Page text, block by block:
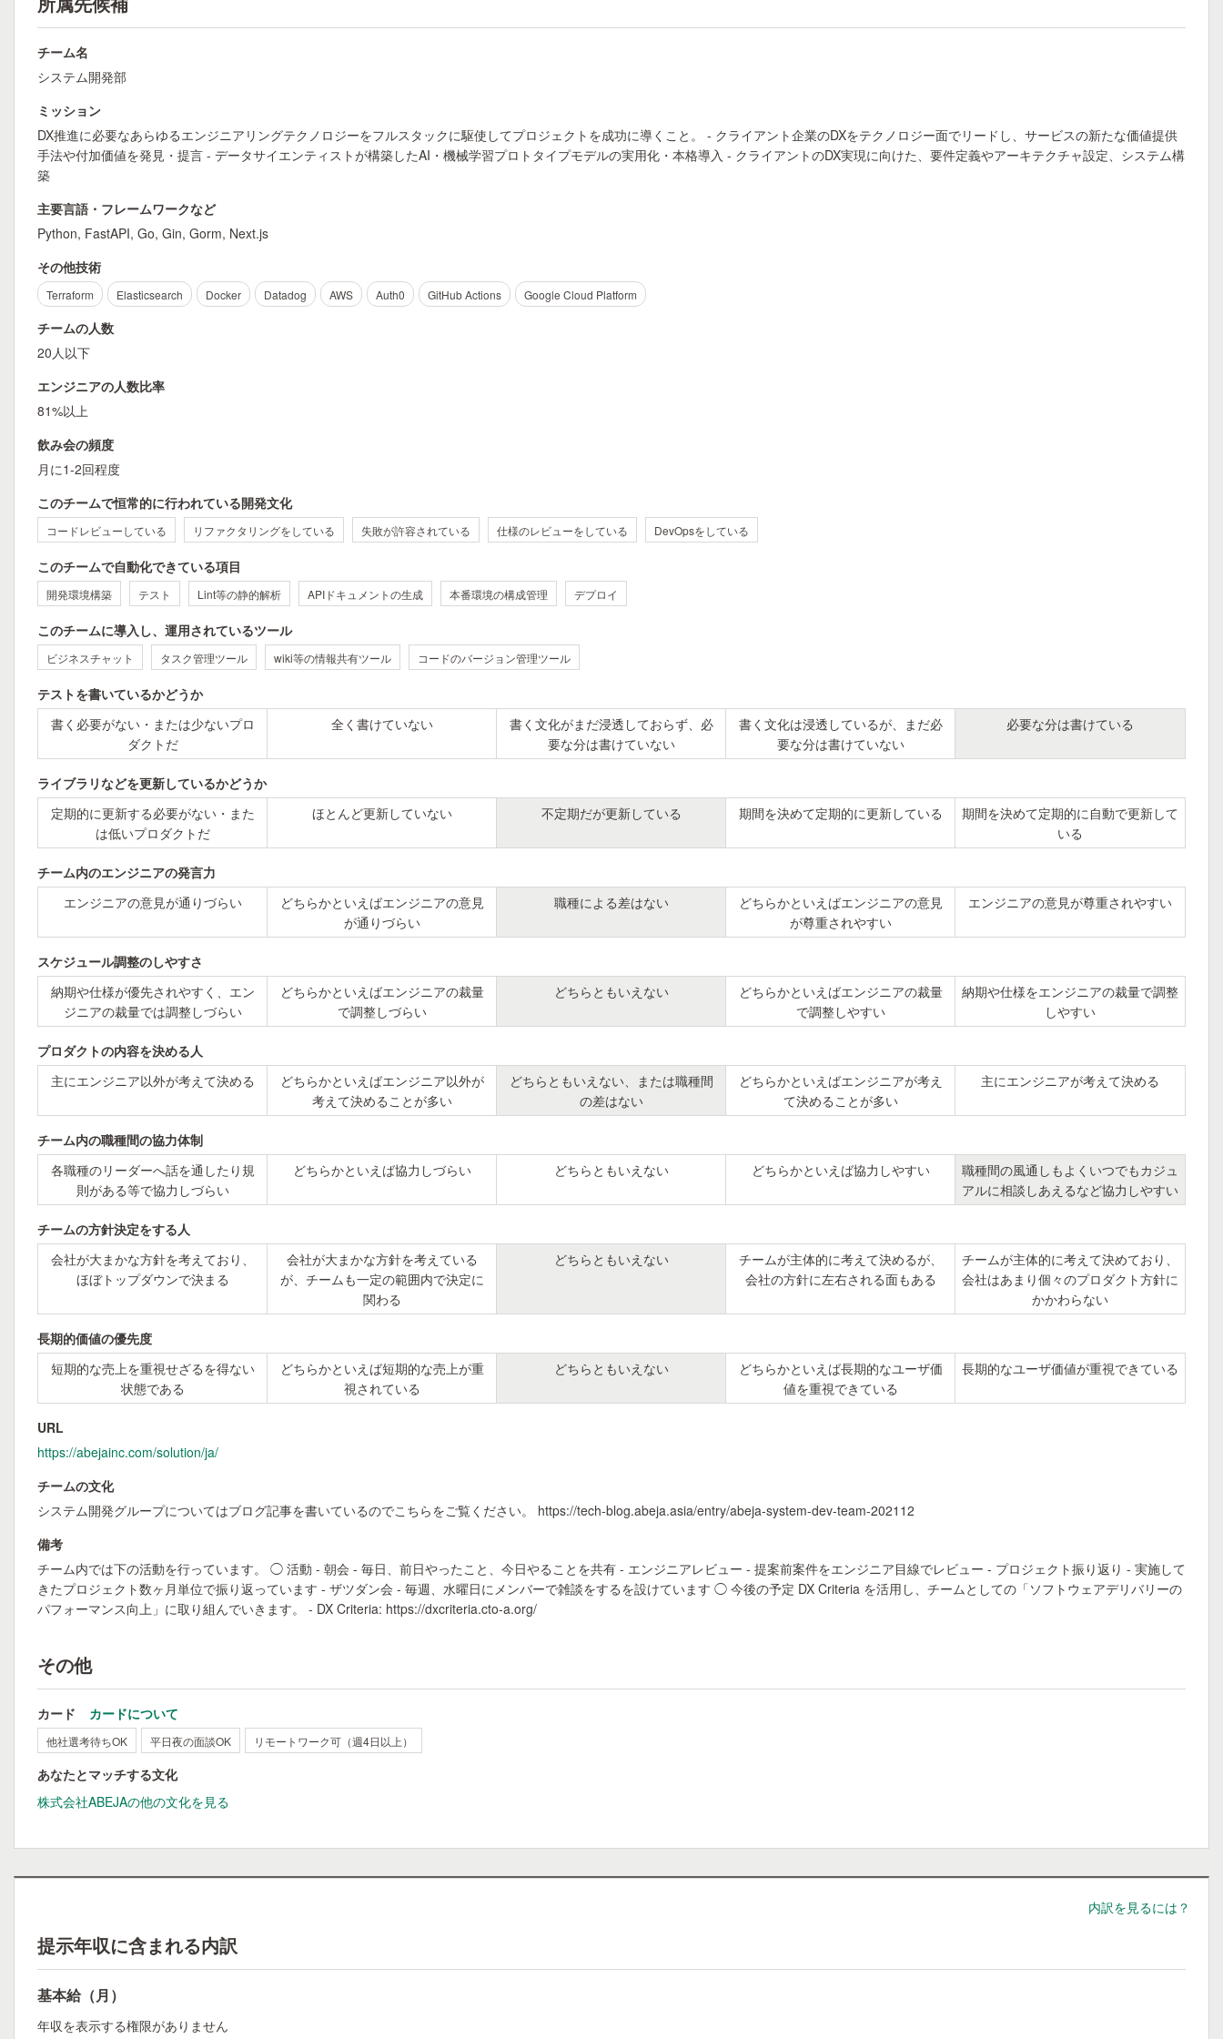
チーム名
システム開発部
ミッション
DX推進に必要なあらゆるエンジニアリングテクノロジーをフルスタックに駆使してプロジェクトを成功に導くこと。 - クライアント企業のDXをテクノロジー面でリードし、サービスの新たな価値提供
手法や付加価値を発見・提言 - データサイエンティストが構築したAI・機械学習プロトタイプモデルの実用化・本格導入 - クライアントのDX実現に向けた、要件定義やアーキテクチャ設定、システム構
築
主要言語・フレームワークなど
Python, FastAPI, Go, Gin, Gorm, Next.js
その他技術
Terraform Elasticsearch Docker Datadog AWS Auth0 GitHub Actions Google Cloud Platform
チームの人数
20人以下
エンジニアの人数比率
81%以上
飲み会の頻度
月に1-2回程度
このチームで恒常的に行われている開発文化
コードレビューしている リファクタリングをしている 失敗が許容されている 仕様のレビューをしている DevOpsをしている
このチームで自動化できている項目
開発環境構築 テスト Lint等の静的解析 APIドキュメントの生成 本番環境の構成管理 デプロイ
このチームに導入し、運用されているツール
ビジネスチャット タスク管理ツール wiki等の情報共有ツール コードのバージョン管理ツール
テストを書いているかどうか
書く必要がない・または少ないプロ
ダクトだ
全く書けていない
書く文化がまだ浸透しておらず、必
要な分は書けていない
書く文化は浸透しているが、まだ必
要な分は書けていない
必要な分は書けている
ライブラリなどを更新しているかどうか
定期的に更新する必要がない・また
は低いプロダクトだ
ほとんど更新していない 不定期だが更新している 期間を決めて定期的に更新している
期間を決めて定期的に自動で更新して
いる
チーム内のエンジニアの発言力
エンジニアの意見が通りづらい
どちらかといえばエンジニアの意見
が通りづらい
職種による差はない
どちらかといえばエンジニアの意見
が尊重されやすい
エンジニアの意見が尊重されやすい
スケジュール調整のしやすさ
納期や仕様が優先されやすく、エン
ジニアの裁量では調整しづらい
どちらかといえばエンジニアの裁量
で調整しづらい
どちらともいえない
どちらかといえばエンジニアの裁量
で調整しやすい
納期や仕様をエンジニアの裁量で調整
しやすい
プロダクトの内容を決める人
主にエンジニア以外が考えて決める
どちらかといえばエンジニア以外が
考えて決めることが多い
どちらともいえない、または職種間
の差はない
どちらかといえばエンジニアが考え
て決めることが多い
主にエンジニアが考えて決める
チーム内の職種間の協力体制
各職種のリーダーへ話を通したり規
則がある等で協力しづらい
どちらかといえば協力しづらい どちらともいえない どちらかといえば協力しやすい
職種間の風通しもよくいつでもカジュ
アルに相談しあえるなど協力しやすい
チームの方針決定をする人
会社が大まかな方針を考えており、
ほぼトップダウンで決まる
会社が大まかな方針を考えている
が、チームも一定の範囲内で決定に
関わる
どちらともいえない
チームが主体的に考えて決めるが、
会社の方針に左右される面もある
チームが主体的に考えて決めており、
会社はあまり個々のプロダクト方針に
かかわらない
長期的価値の優先度
短期的な売上を重視せざるを得ない
状態である
どちらかといえば短期的な売上が重
視されている
どちらともいえない
どちらかといえば長期的なユーザ価
値を重視できている
長期的なユーザ価値が重視できている
URL
https://abejainc.com/solution/ja/
チームの文化
システム開発グループについてはブログ記事を書いているのでこちらをご覧ください。 https://tech-blog.abeja.asia/entry/abeja-system-dev-team-202112
備考
チーム内では下の活動を行っています。 ◯ 活動 - 朝会 - 毎日、前日やったこと、今日やることを共有 - エンジニアレビュー - 提案前案件をエンジニア目線でレビュー - プロジェクト振り返り - 実施して
きたプロジェクト数ヶ月単位で振り返っています - ザツダン会 - 毎週、水曜日にメンバーで雑談をするを設けています ◯ 今後の予定 DX Criteria を活用し、チームとしての「ソフトウェアデリバリーの
パフォーマンス向上」に取り組んでいきます。 - DX Criteria: https://dxcriteria.cto-a.org/
その他
カード カードについて
他社選考待ちOK 平日夜の面談OK リモートワーク可（週4日以上）
あなたとマッチする文化
株式会社ABEJAの他の文化を見る
内訳を見るには？
提示年収に含まれる内訳
基本給（月）
年収を表示する権限がありません